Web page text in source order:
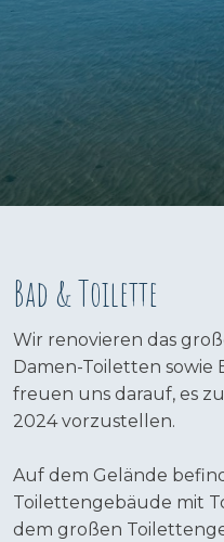
Bad & Toilette​
Wir renovieren das
Damen-Toiletten
freuen uns darauf, es
2024 vorzustellen.
Auf dem Gelände
Toilettengebäude mit
dem großen